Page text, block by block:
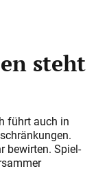
steht
führt auch in
bewirten. Spiel-